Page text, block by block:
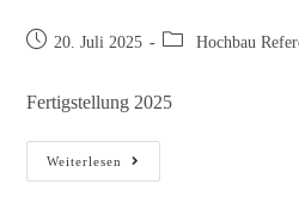
20. Juli 2025 Hochbau
Fertigstellung 2025
Weiterlesen